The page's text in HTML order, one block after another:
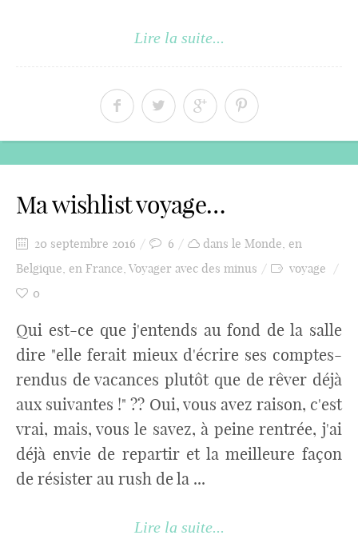
Lire la suite...
Ma wishlist voyage…
20 septembre 2016 6 dans le Monde, en
Belgique, en France, Voyager avec des minus
voyage
0
Qui est-ce que j'entends au fond de la salle
dire "elle ferait mieux d'écrire ses comptes-
rendus de vacances plutôt que de rêver déjà
aux suivantes !" ?? Oui, vous avez raison, c'est
vrai, mais, vous le savez, à peine rentrée, j'ai
déjà envie de repartir et la meilleure façon
de résister au rush de la ...
Lire la suite...